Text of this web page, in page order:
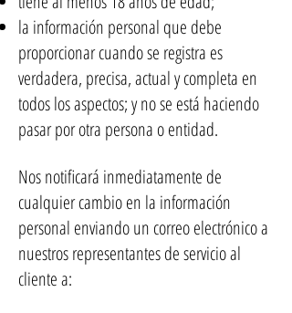
la información personal que debe
proporcionar cuando se registra es
verdadera, precisa, actual y completa en
todos los aspectos; y no se está haciendo
pasar por otra persona o entidad.
Nos notificará inmediatamente de
cualquier cambio en la información
personal enviando un correo electrónico a
nuestros representantes de servicio al
cliente a: